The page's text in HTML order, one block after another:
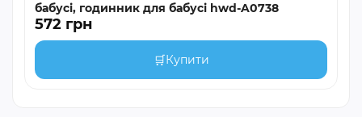
бабусі, годинник для бабусі hwd-A0738
572 грн
🛒Купити